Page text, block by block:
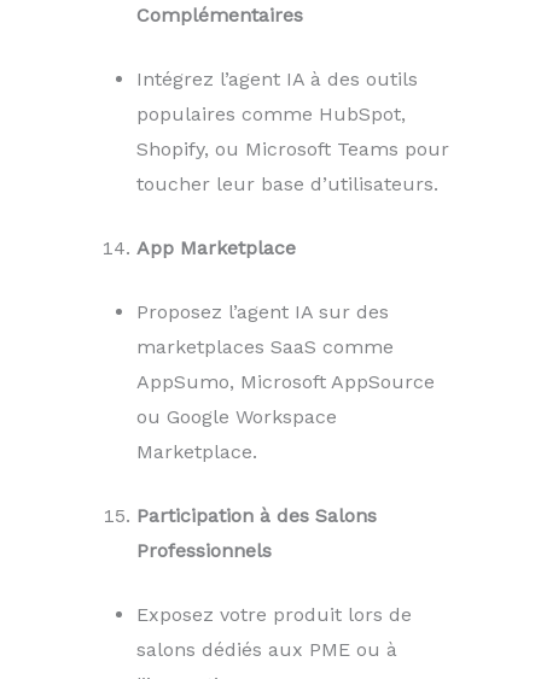
Complémentaires
Intégrez l’agent IA à des outils
populaires comme HubSpot,
Shopify, ou Microsoft Teams pour
toucher leur base d’utilisateurs.
App Marketplace
Proposez l’agent IA sur des
marketplaces SaaS comme
AppSumo, Microsoft AppSource
ou Google Workspace
Marketplace.
Participation à des Salons
Professionnels
Exposez votre produit lors de
salons dédiés aux PME ou à